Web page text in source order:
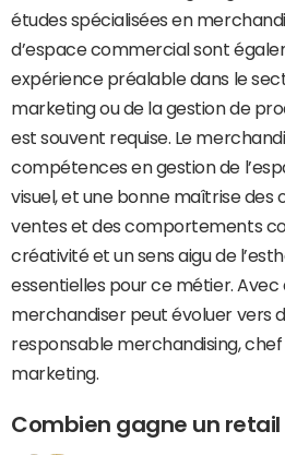
études spécialisées en
d’espace commercial sont
expérience préalable dans le
marketing ou de la gestion de
est souvent requise. Le
compétences en gestion de
visuel, et une bonne maîtrise des
ventes et des comportements
créativité et un sens aigu de
essentielles pour ce métier. Avec
merchandiser peut évoluer vers
responsable merchandising,
marketing.
Combien gagne un